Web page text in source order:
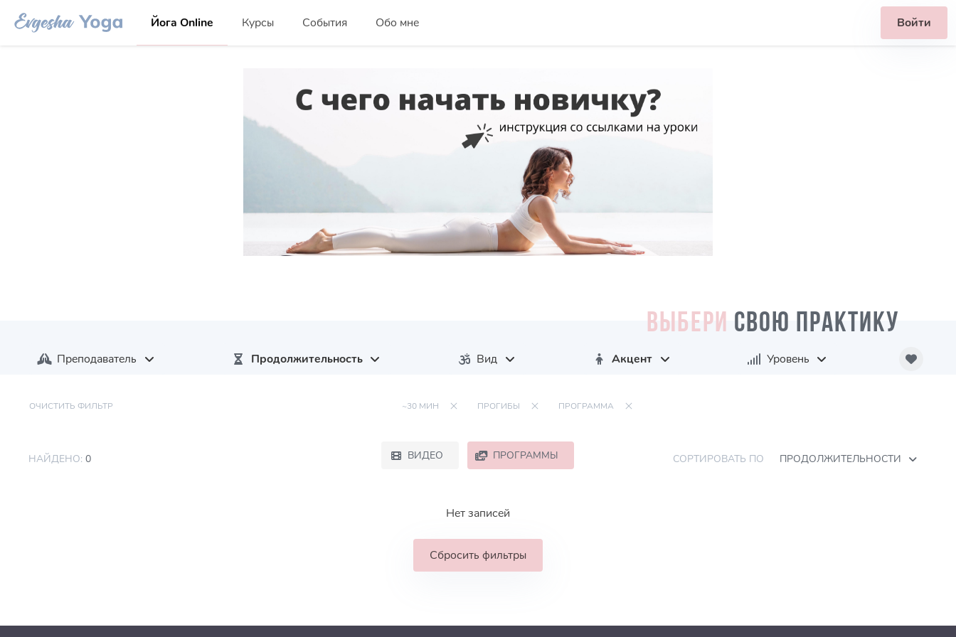
Йога Online Курсы События Обо мне Войти
ВЫБЕРИ СВОЮ ПРАКТИКУ
Преподаватель Продолжительность Вид Акцент Уровень
ОЧИСТИТЬ ФИЛЬТР ~30 МИН ПРОГИБЫ ПРОГРАММА
НАЙДЕНО: 0 ВИДЕО ПРОГРАММЫ СОРТИРОВАТЬ ПО ПРОДОЛЖИТЕЛЬНОСТИ
Нет записей
Сбросить фильтры